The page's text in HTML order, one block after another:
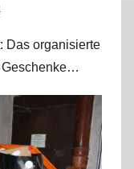
n
M
a
u
Das organisierte
Geschenke…